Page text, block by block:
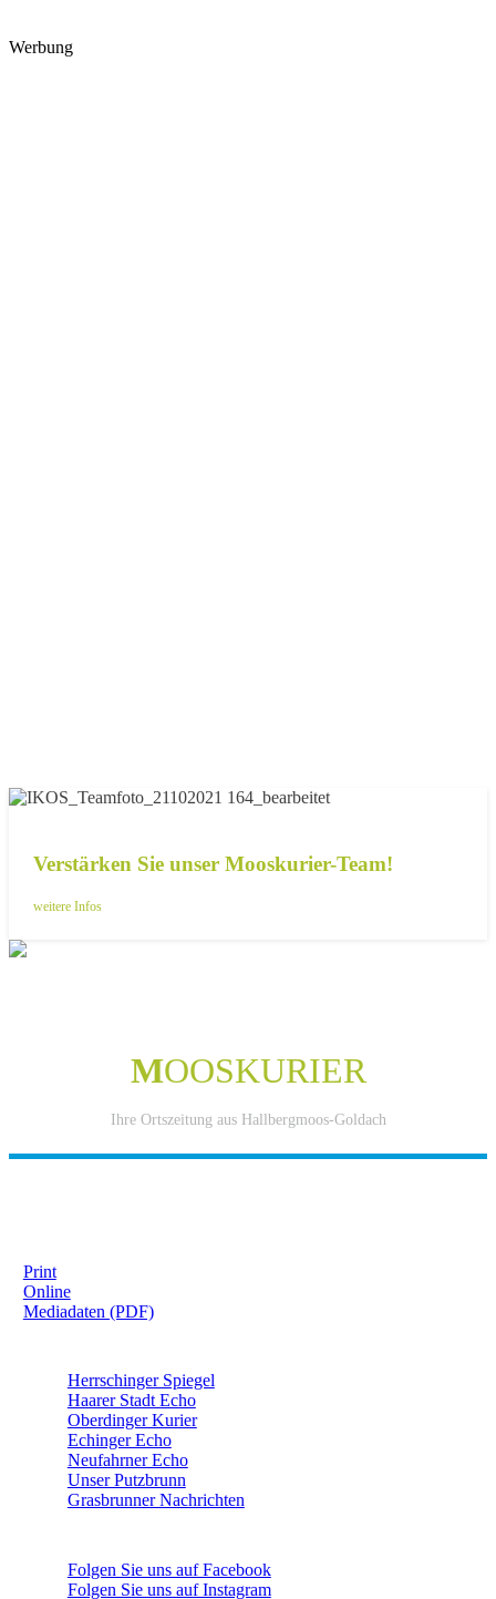
Werbung
Verstärken Sie unser Mooskurier-Team!
weitere Infos
MOOSKURIER
Ihre Ortszeitung aus Hallbergmoos-Goldach
Print
Online
Mediadaten (PDF)
Herrschinger Spiegel
Haarer Stadt Echo
Oberdinger Kurier
Echinger Echo
Neufahrner Echo
Unser Putzbrunn
Grasbrunner Nachrichten
Folgen Sie uns auf Facebook
Folgen Sie uns auf Instagram